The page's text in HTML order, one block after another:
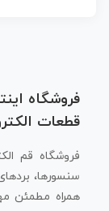
فروشگاه
قطعات
فروشگاه قم
سنسورها،
همراه مطمئن